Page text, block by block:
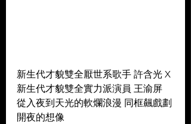
新生代才貌雙全厭世系歌手 許含光 X
新生代才貌雙全實力派演員 王渝屏
從入夜到天光的軟爛浪漫 同框飆戲劃
開夜的想像